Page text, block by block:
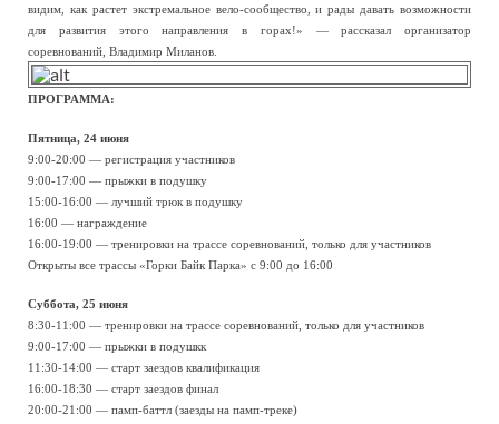
видим, как растет экстремальное вело-сообщество, и рады давать возможности
для развития этого направления в горах!» — рассказал организатор
соревнований, Владимир Миланов.
ПРОГРАММА:
Пятница, 24 июня
9:00-20:00 — регистрация участников
9:00-17:00 — прыжки в подушку
15:00-16:00 — лучший трюк в подушку
16:00 — награждение
16:00-19:00 — тренировки на трассе соревнований, только для участников
Открыты все трассы «Горки Байк Парка» с 9:00 до 16:00
Суббота, 25 июня
8:30-11:00 — тренировки на трассе соревнований, только для участников
9:00-17:00 — прыжки в подушкк
11:30-14:00 — старт заездов квалификация
16:00-18:30 — старт заездов финал
20:00-21:00 — памп-баттл (заезды на памп-треке)